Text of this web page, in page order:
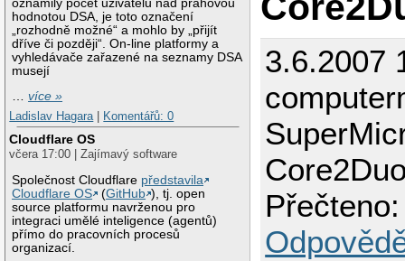
oznámily počet uživatelů nad prahovou
hodnotou DSA, je toto označení
„rozhodně možné“ a mohlo by „přijít
dříve či později“. On-line platformy a
vyhledávače zařazené na seznamy DSA
musejí
…více »
Ladislav Hagara
Komentářů: 0
Cloudflare OS
včera 17:00 | Zajímavý software
Společnost Cloudflare představila
Cloudflare OS
(GitHub ), tj. open
source platformu navrženou pro
integraci umělé inteligence (agentů)
přímo do pracovních procesů
organizací.
3.6.2007